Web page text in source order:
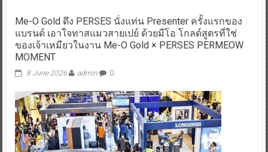
Me-O Gold ดึง PERSES นั่งแท่น Presenter ครั้งแรกของ
แบรนด์ เอาใจทาสแมวสายเปย์ ด้วยมีโอ โกลด์สูตรที่ใช่
ของเจ้าเหมียวในงาน Me-O Gold × PERSES PERMEOW
MOMENT
8 June 2026 admin 0